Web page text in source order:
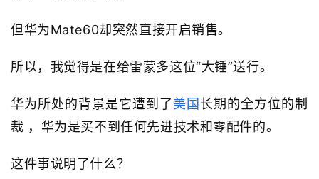
但华为Mate60却突然直接开启销售。
所以，我觉得是在给雷蒙多这位“大锤”送行。
华为所处的背景是它遭到了美国 长期的全方位的制
裁 ，华为是买不到任何先进技术和零配件的。
这件事说明了什么？